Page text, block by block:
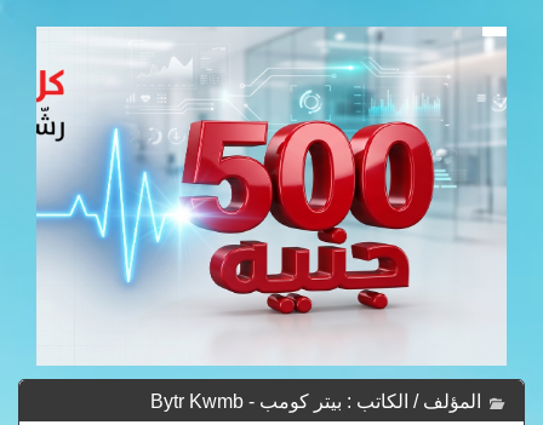
المؤلف / الكاتب : بيتر كومب - Bytr Kwmb